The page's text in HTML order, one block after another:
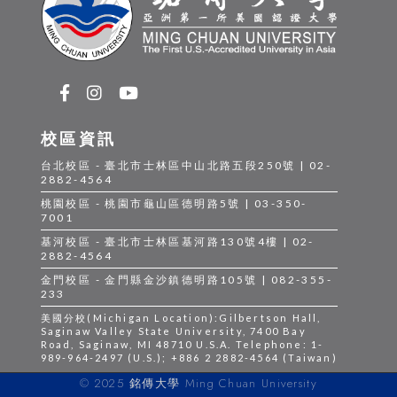
校區資訊
台北校區 - 臺北市士林區中山北路五段250號 | 02-
2882-4564
桃園校區 - 桃園市龜山區德明路5號 | 03-350-
7001
基河校區 - 臺北市士林區基河路130號4樓 | 02-
2882-4564
金門校區 - 金門縣金沙鎮德明路105號 | 082-355-
233
美國分校(Michigan Location):Gilbertson Hall,
Saginaw Valley State University, 7400 Bay
Road, Saginaw, MI 48710 U.S.A. Telephone: 1-
989-964-2497 (U.S.); +886 2 2882-4564 (Taiwan)
© 2025 銘傳大學 Ming Chuan University